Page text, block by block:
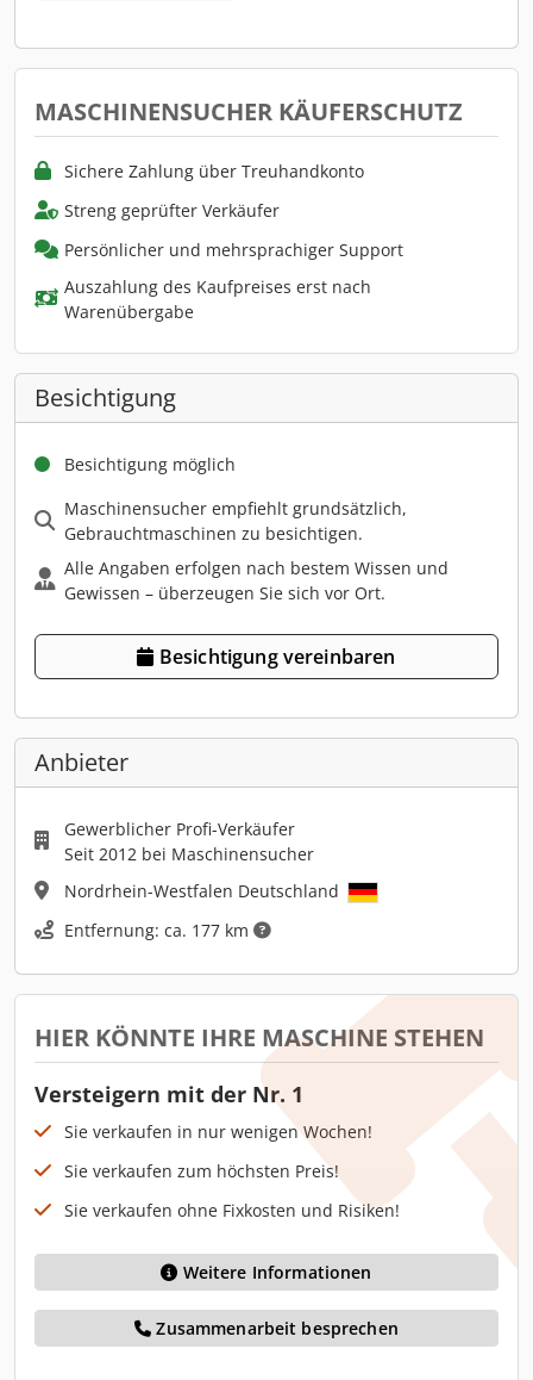
MASCHINENSUCHER KÄUFERSCHUTZ
Sichere Zahlung über Treuhandkonto
Streng geprüfter Verkäufer
Persönlicher und mehrsprachiger Support
Auszahlung des Kaufpreises erst nach
Warenübergabe
Besichtigung
Besichtigung möglich
Maschinensucher empfiehlt grundsätzlich,
Gebrauchtmaschinen zu besichtigen.
Alle Angaben erfolgen nach bestem Wissen und
Gewissen – überzeugen Sie sich vor Ort.
Besichtigung vereinbaren
Anbieter
Gewerblicher Profi-Verkäufer
Seit 2012 bei Maschinensucher
Nordrhein-Westfalen Deutschland
Entfernung: ca. 177 km
HIER KÖNNTE IHRE MASCHINE STEHEN
Versteigern mit der Nr. 1
Sie verkaufen in nur wenigen Wochen!
Sie verkaufen zum höchsten Preis!
Sie verkaufen ohne Fixkosten und Risiken!
Weitere Informationen
Zusammenarbeit besprechen